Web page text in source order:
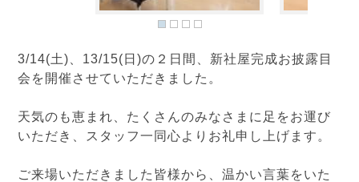
3/14(土)、13/15(日)の２日間、新社屋完成お披露目
会を開催させていただきました。
天気のも恵まれ、たくさんのみなさまに足をお運び
いただき、スタッフ一同心よりお礼申し上げます。
ご来場いただきました皆様から、温かい言葉をいた